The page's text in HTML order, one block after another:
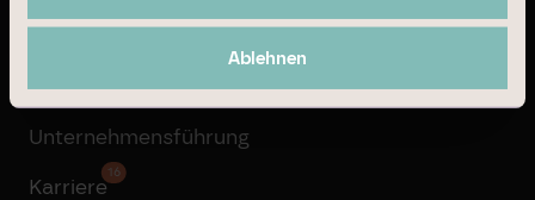
Ablehnen
Geschäftsmodell
Unternehmensführung
Karriere
16